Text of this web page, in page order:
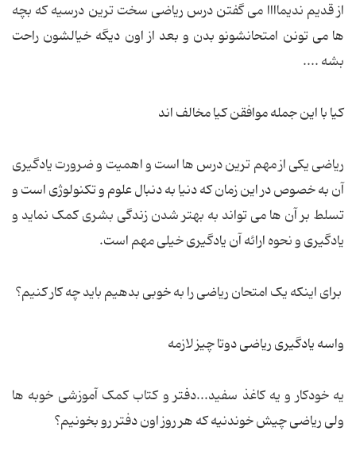
از قدیم ندیماااا می گفتن درس ریاضی سخت ترین درسیه که بچه
ها می تونن امتحانشونو بدن و بعد از اون دیگه خیالشون راحت
بشه ....
کیا با این جمله موافقن کیا مخالف اند
ریاضی یکی از مهم ترین درس ها است و اهمیت و ضرورت یادگیری
آن به خصوص در این زمان که دنیا به دنبال علوم و تکنولوژی است و
تسلط بر آن ها می تواند به بهتر شدن زندگی بشری کمک نماید و
یادگیری و نحوه ارائه آن یادگیری خیلی مهم است.
برای اینکه یک امتحان ریاضی را به خوبی بدهیم باید چه کار کنیم؟
واسه یادگیری ریاضی دوتا چیز لازمه
یه خودکار و یه کاغذ سفید...دفتر و کتاب کمک آموزشی خوبه ها
ولی ریاضی چیش خوندنیه که هر روز اون دفتر رو بخونیم؟